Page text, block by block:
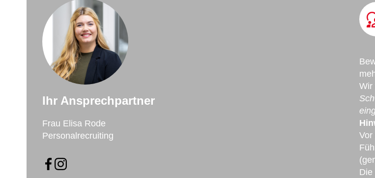
Ihr Ansprechpartner
Frau Elisa Rode
Personalrecruiting
Wir
Vor
Die